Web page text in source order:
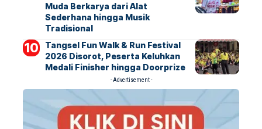
Muda Berkarya dari Alat
Sederhana hingga Musik
Tradisional
Tangsel Fun Walk & Run Festival
2026 Disorot, Peserta Keluhkan
Medali Finisher hingga Doorprize
- Advertisement -